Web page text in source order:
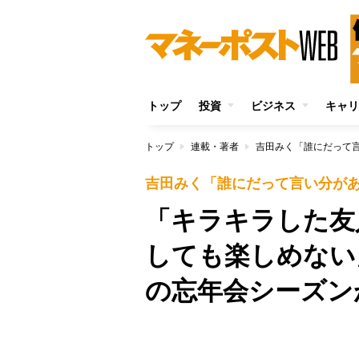
トップ 投資 ビジネス キャ
トップ 連載・著者 吉田みく「誰にだって
吉田みく「誰にだって言い分があ
「キラキラした
しても楽しめな
の忘年会シーズ